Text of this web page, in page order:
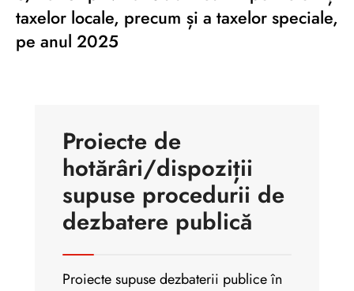
taxelor locale, precum și a taxelor speciale,
pe anul 2025
Proiecte de
hotărâri/dispoziții
supuse procedurii de
dezbatere publică
Proiecte supuse dezbaterii publice în